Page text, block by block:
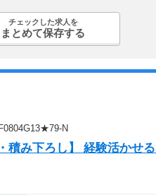
チェックした求人を
まとめて保存する
N
積み下ろし】 経験活か